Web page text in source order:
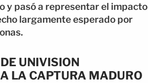
y pasó a representar el impacto
largamente esperado por
UNIVISION
LA CAPTURA MADURO